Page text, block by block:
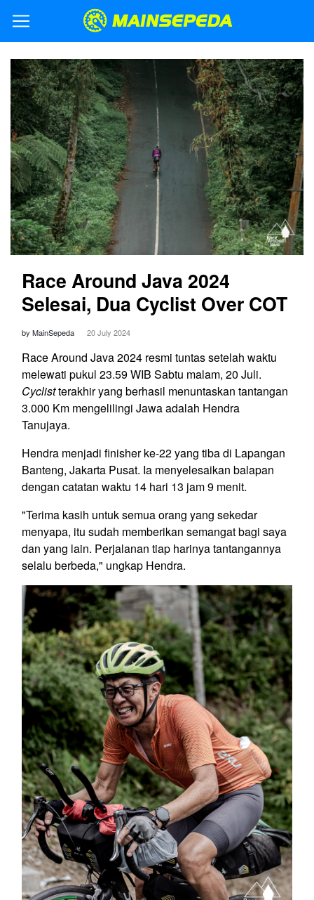
Race Around Java 2024
Selesai, Dua Cyclist Over COT
by MainSepeda 20 July 2024
Race Around Java 2024 resmi tuntas setelah waktu
melewati pukul 23.59 WIB Sabtu malam, 20 Juli.
Cyclistterakhir yang berhasil menuntaskan tantangan
3.000 Km mengelilingi Jawa adalah Hendra
Tanujaya.
Hendra menjadi finisher ke-22 yang tiba di Lapangan
Banteng, Jakarta Pusat. Ia menyelesaikan balapan
dengan catatan waktu 14 hari 13 jam 9 menit.
"Terima kasih untuk semua orang yang sekedar
menyapa, itu sudah memberikan semangat bagi saya
dan yang lain. Perjalanan tiap harinya tantangannya
selalu berbeda," ungkap Hendra.